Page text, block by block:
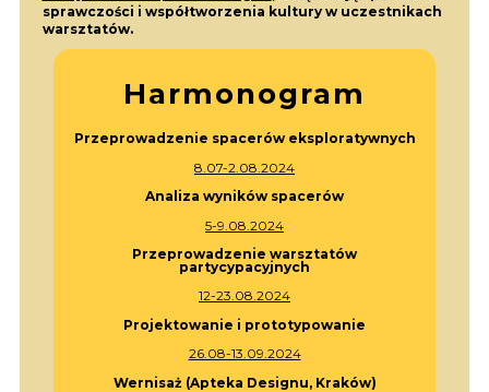
sprawczości i współtworzenia kultury w uczestnikach
warsztatów.
Harmonogram
Przeprowadzenie spacerów eksploratywnych
8.07-2.08.2024
Analiza wyników spacerów
5-9.08.2024
Przeprowadzenie warsztatów
partycypacyjnych
12-23.08.2024
Projektowanie i prototypowanie
26.08-13.09.2024
Wernisaż (Apteka Designu, Kraków)